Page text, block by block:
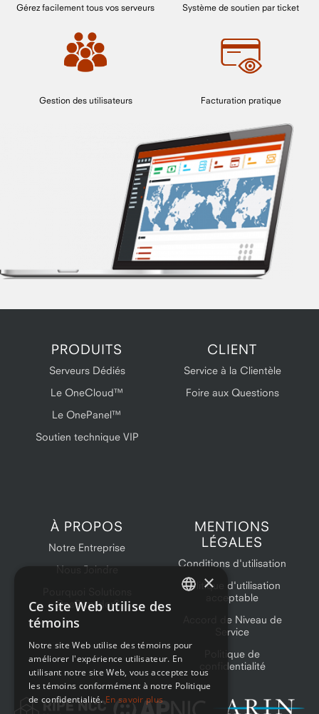
Gérez facilement tous vos serveurs Système de soutien par ticket
Gestion des utilisateurs Facturation pratique
PRODUITS
Serveurs Dédiés
Le OneCloud™
Le OnePanel™
Soutien technique VIP
CLIENT
Service à la Clientèle
Foire aux Questions
À PROPOS
Notre Entreprise
Nous Joindre
OneProvider?
MENTIONS
LÉGALES
Conditions d'utilisation
Politique d'utilisation
acceptable
Accord de Niveau de
Service
Politique de
confidentialité
×
Ce site Web utilise des
témoins
Notre site Web utilise des témoins pour
améliorer l'expérience utilisateur. En
utilisant notre site Web, vous acceptez tous
les témoins conformément à notre Politique
de confidentialité. En savoir plus